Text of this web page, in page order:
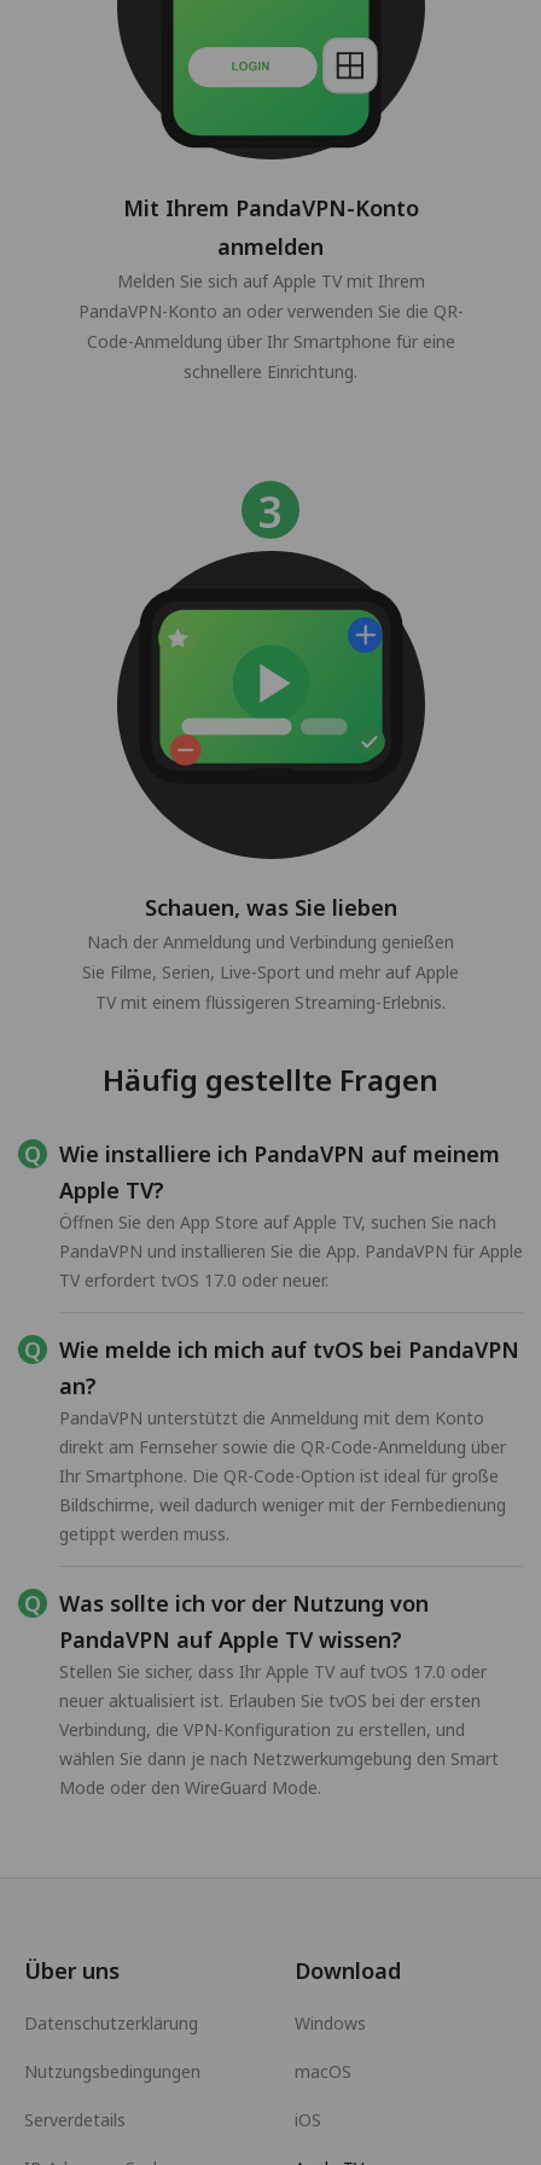
Mit Ihrem PandaVPN-Konto
anmelden
Melden Sie sich auf Apple TV mit Ihrem
PandaVPN-Konto an oder verwenden Sie die QR-
Code-Anmeldung über Ihr Smartphone für eine
schnellere Einrichtung.
Schauen, was Sie lieben
Nach der Anmeldung und Verbindung genießen
Sie Filme, Serien, Live-Sport und mehr auf Apple
TV mit einem flüssigeren Streaming-Erlebnis.
Häufig gestellte Fragen
Wie installiere ich PandaVPN auf meinem
Apple TV?
Öffnen Sie den App Store auf Apple TV, suchen Sie nach
PandaVPN und installieren Sie die App. PandaVPN für Apple
TV erfordert tvOS 17.0 oder neuer.
Wie melde ich mich auf tvOS bei PandaVPN
an?
PandaVPN unterstützt die Anmeldung mit dem Konto
direkt am Fernseher sowie die QR-Code-Anmeldung über
Ihr Smartphone. Die QR-Code-Option ist ideal für große
Bildschirme, weil dadurch weniger mit der Fernbedienung
getippt werden muss.
Was sollte ich vor der Nutzung von
PandaVPN auf Apple TV wissen?
Stellen Sie sicher, dass Ihr Apple TV auf tvOS 17.0 oder
neuer aktualisiert ist. Erlauben Sie tvOS bei der ersten
Verbindung, die VPN-Konfiguration zu erstellen, und
wählen Sie dann je nach Netzwerkumgebung den Smart
Mode oder den WireGuard Mode.
Über uns
Datenschutzerklärung
Nutzungsbedingungen
Serverdetails
Download
Windows
macOS
iOS